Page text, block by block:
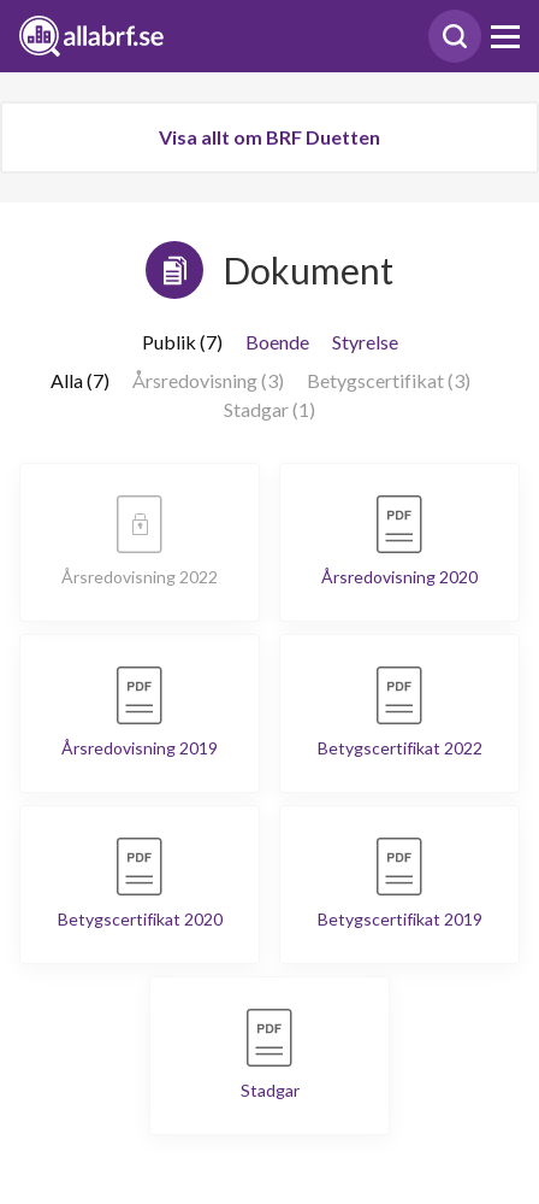
Visa allt om BRF Duetten
Dokument
Publik (7) Boende
Styrelse
Alla (7)
Årsredovisning (3)
Betygscertifikat (3)
Stadgar (1)
Årsredovisning 2022 Årsredovisning 2020
Årsredovisning 2019 Betygscertifikat 2022
Betygscertifikat 2020 Betygscertifikat 2019
Stadgar